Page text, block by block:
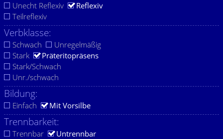
Unecht Reflexiv
Reflexiv
Teilreflexiv
Verbklasse:
Schwach
Unregelmäßig
Stark
Präteritopräsens
Stark/Schwach
Unr./schwach
Bildung:
Einfach Mit Vorsilbe
Trennbarkeit:
Trennbar
Untrennbar